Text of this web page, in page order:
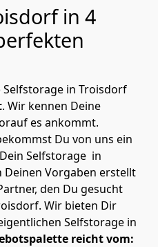
in 4
Selfstorage in Troisdorf
. Wir kennen Deine
es ankommt.
Du von uns ein
Selfstorage in
Deinen Vorgaben erstellt
den Du gesucht
Wir bieten Dir
Selfstorage in
reicht vom: